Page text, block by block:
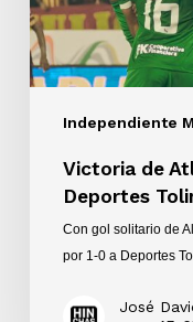
Independiente
1-
0
Victoria de
Deportes
Con gol solitario de
por 1-0 a Deportes
José